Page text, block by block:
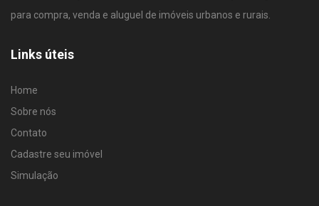
para compra, venda e aluguel de imóveis urbanos e rurais.
Links úteis
Home
Sobre nós
Contato
Cadastre seu imóvel
Simulação